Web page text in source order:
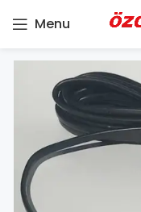
Menu